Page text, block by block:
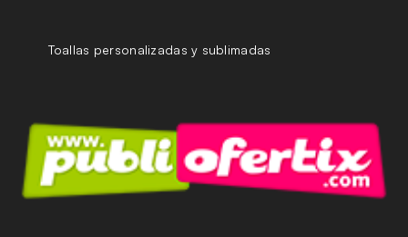
Toallas personalizadas y sublimadas